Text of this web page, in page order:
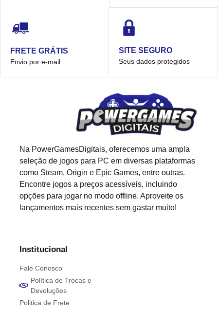
FRETE GRÁTIS
Envio por e-mail
SITE SEGURO
Seus dados protegidos
Na PowerGamesDigitais, oferecemos uma ampla
seleção de jogos para PC em diversas plataformas
como Steam, Origin e Epic Games, entre outras.
Encontre jogos a preços acessíveis, incluindo
opções para jogar no modo offline. Aproveite os
lançamentos mais recentes sem gastar muito!
Institucional
Fale Conosco
Política de Trocas e
Devoluções
Politica de Frete